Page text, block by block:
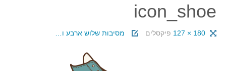
icon_shoe
180 × 127 פיקסלים מסיבות שלוש ארבע ו…